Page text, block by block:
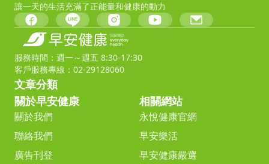
讓一天的生活充滿了正能量和健康的動力
服務時間：週一～週五 8:30-17:30
客戶服務專線：02-29128060
文章分類
關於早安健康
關於我們
聯絡我們
廣告刊登
相關網站
永悅健康官網
早安樂活
早安健康嚴選